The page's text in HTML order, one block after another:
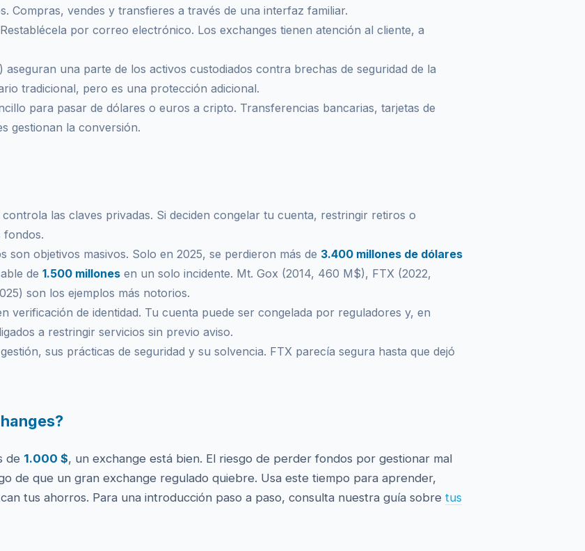
Compras, vendes y transfieres a través de una interfaz familiar.
por correo electrónico. Los exchanges tienen atención al cliente, a
una parte de los activos custodiados contra brechas de seguridad de la
tradicional, pero es una protección adicional.
para pasar de dólares o euros a cripto. Transferencias bancarias, tarjetas de
gestionan la conversión.
controla las claves privadas. Si deciden congelar tu cuenta, restringir retiros o
fondos.
son objetivos masivos. Solo en 2025, se perdieron más de 3.400 millones de dólares
de 1.500 millones en un solo incidente. Mt. Gox (2014, 460 M$), FTX (2022,
son los ejemplos más notorios.
verificación de identidad. Tu cuenta puede ser congelada por reguladores y, en
a restringir servicios sin previo aviso.
sus prácticas de seguridad y su solvencia. FTX parecía segura hasta que dejó
de 1.000 $, un exchange está bien. El riesgo de perder fondos por gestionar mal
de que un gran exchange regulado quiebre. Usa este tiempo para aprender,
tus ahorros. Para una introducción paso a paso, consulta nuestra guía sobre tus